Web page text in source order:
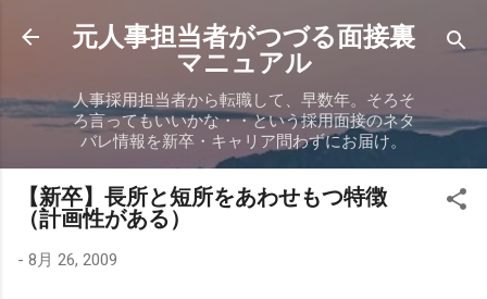
スキップしてメイン コンテンツに移動
元人事担当者がつづる面接裏
マニュアル
人事採用担当者から転職して、早数年。そろそ
ろ言ってもいいかな・・という採用面接のネタ
バレ情報を新卒・キャリア問わずにお届け。
【新卒】長所と短所をあわせもつ特徴
（計画性がある）
- 8月 26, 2009